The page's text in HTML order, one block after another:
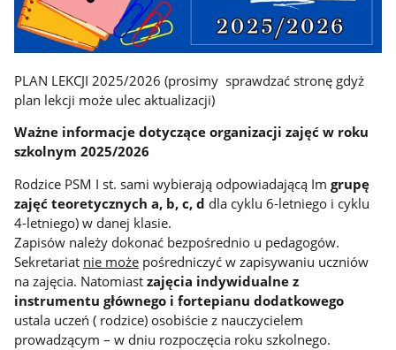
PLAN LEKCJI 2025/2026 (prosimy sprawdzać stronę gdyż
plan lekcji może ulec aktualizacji)
Ważne informacje dotyczące organizacji zajęć w roku
szkolnym 2025/2026
Rodzice PSM I st. sami wybierają odpowiadającą Imgrupę
zajęć teoretycznych a, b, c, d dla cyklu 6-letniego i cyklu
4-letniego) w danej klasie.
Zapisów należy dokonać bezpośrednio u pedagogów.
Sekretariat nie może pośredniczyć w zapisywaniu uczniów
na zajęcia. Natomiast zajęcia indywidualne z
instrumentu głównego i fortepianu dodatkowego
ustala uczeń ( rodzice) osobiście z nauczycielem
prowadzącym – w dniu rozpoczęcia roku szkolnego.